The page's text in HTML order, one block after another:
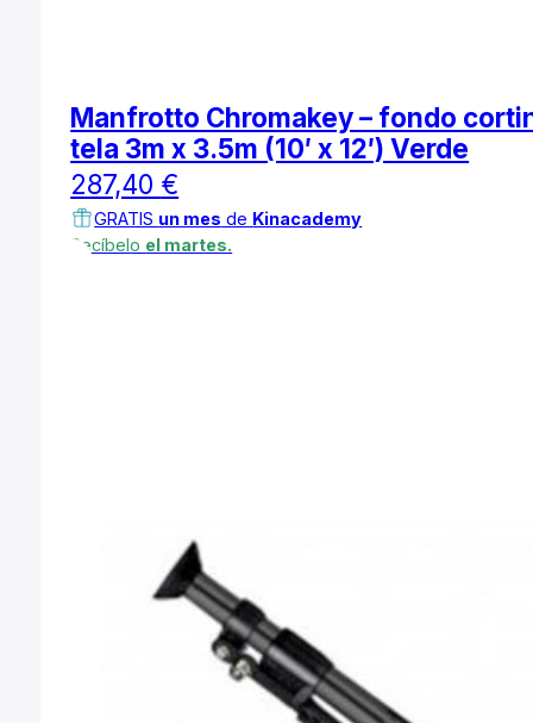
Manfrotto Chromakey – fondo
tela 3m x 3.5m (10′ x 12′) Verde
287,40 €
GRATIS un mes de Kinacademy
Recíbelo el martes.